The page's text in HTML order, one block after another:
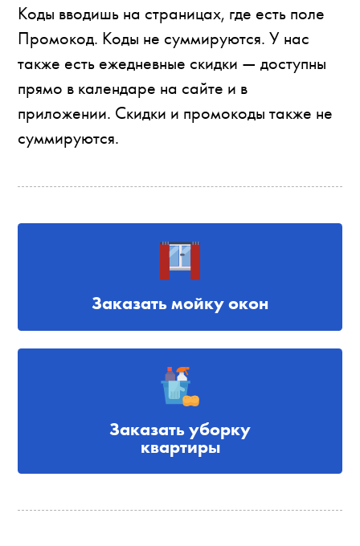
Коды вводишь на страницах, где есть поле
Промокод. Коды не суммируются. У нас
также есть ежедневные скидки — доступны
прямо в календаре на сайте и в
приложении. Скидки и промокоды также не
суммируются.
Заказать мойку окон
Заказать уборку
квартиры